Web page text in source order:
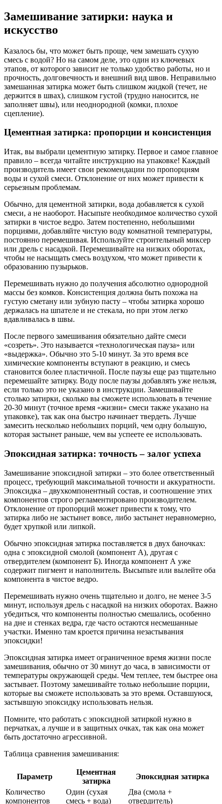
Замешивание затирки: наука и
искусство
Казалось бы, что может быть проще, чем замешать сухую
смесь с водой? Но на самом деле, это один из ключевых
этапов, от которого зависит не только удобство работы, но и
прочность, долговечность и внешний вид швов. Неправильно
замешанная затирка может быть слишком жидкой (течет, не
держится в швах), слишком густой (трудно наносится, не
заполняет швы), или неоднородной (комки, плохое
сцепление).
Цементная затирка: пропорции и консистенция
Итак, вы выбрали цементную затирку. Первое и самое главное
правило – всегда читайте инструкцию на упаковке! Каждый
производитель имеет свои рекомендации по пропорциям
воды и сухой смеси. Отклонение от них может привести к
серьезным проблемам.
Обычно, для цементной затирки, вода добавляется к сухой
смеси, а не наоборот. Насыпьте необходимое количество сухой
затирки в чистое ведро. Затем постепенно, небольшими
порциями, добавляйте чистую воду комнатной температуры,
постоянно перемешивая. Используйте строительный миксер
или дрель с насадкой. Перемешивайте на низких оборотах,
чтобы не насыщать смесь воздухом, что может привести к
образованию пузырьков.
Перемешивать нужно до получения абсолютно однородной
массы без комков. Консистенция должна быть похожа на
густую сметану или зубную пасту – чтобы затирка хорошо
держалась на шпателе и не стекала, но при этом легко
вдавливалась в швы.
После первого замешивания обязательно дайте смеси
«созреть». Это называется «технологическая пауза» или
«выдержка». Обычно это 5-10 минут. За это время все
химические компоненты вступают в реакцию, и смесь
становится более пластичной. После паузы еще раз тщательно
перемешайте затирку. Воду после паузы добавлять уже нельзя,
если только это не указано в инструкции. Замешивайте
столько затирки, сколько вы сможете использовать в течение
20-30 минут (точное время «жизни» смеси также указано на
упаковке), так как она быстро начинает твердеть. Лучше
замесить несколько небольших порций, чем одну большую,
которая застынет раньше, чем вы успеете ее использовать.
Эпоксидная затирка: точность – залог успеха
Замешивание эпоксидной затирки – это более ответственный
процесс, требующий максимальной точности и аккуратности.
Эпоксидка – двухкомпонентный состав, и соотношение этих
компонентов строго регламентировано производителем.
Отклонение от пропорций может привести к тому, что
затирка либо не застынет вовсе, либо застынет неравномерно,
будет хрупкой или липкой.
Обычно эпоксидная затирка поставляется в двух баночках:
одна с эпоксидной смолой (компонент А), другая с
отвердителем (компонент Б). Иногда компонент А уже
содержит пигмент и наполнитель. Высыпьте или вылейте оба
компонента в чистое ведро.
Перемешивать нужно очень тщательно и долго, не менее 3-5
минут, используя дрель с насадкой на низких оборотах. Важно
убедиться, что компоненты полностью смешались, особенно
на дне и стенках ведра, где часто остаются несмешанные
участки. Именно там кроется причина незастывания
эпоксидки!
Эпоксидная затирка имеет ограниченное время жизни после
замешивания, обычно от 30 минут до часа, в зависимости от
температуры окружающей среды. Чем теплее, тем быстрее она
застывает. Поэтому замешивайте только небольшие порции,
которые вы сможете использовать за это время. Оставшуюся,
застывшую эпоксидку использовать нельзя.
Помните, что работать с эпоксидной затиркой нужно в
перчатках, а лучше и в защитных очках, так как она может
быть достаточно агрессивной.
Таблица сравнения замешивания:
Параметр
Цементная
затирка
Эпоксидная затирка
Количество
компонентов
Один (сухая
смесь + вода)
Два (смола +
отвердитель)